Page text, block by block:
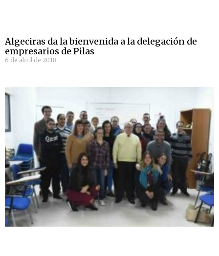
Algeciras da la bienvenida a la delegación de
empresarios de Pilas
6 de abril de 2018